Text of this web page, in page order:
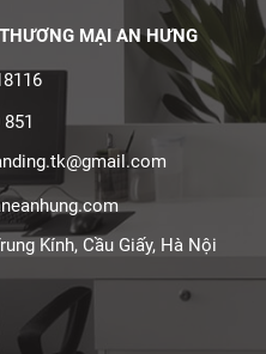
MẠI AN HƯNG
Kính, Cầu Giấy, Hà Nội